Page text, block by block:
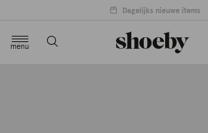
Dagelijks nieuwe items
menu